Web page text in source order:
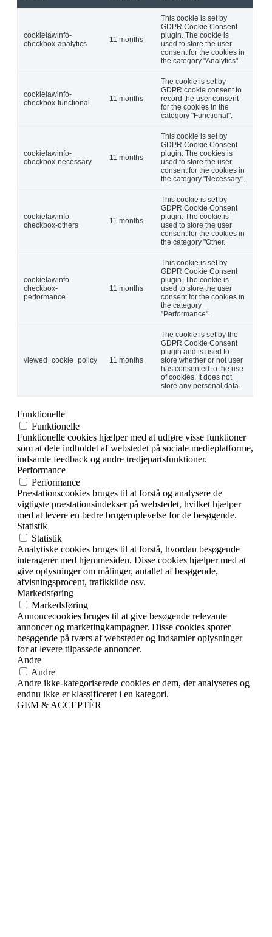
cookielawinfo-
checkbox-analytics
11 months
This cookie is set by
GDPR Cookie Consent
plugin. The cookie is
used to store the user
consent for the cookies in
the category "Analytics".
cookielawinfo-
checkbox-functional
11 months
The cookie is set by
GDPR cookie consent to
record the user consent
for the cookies in the
category "Functional".
cookielawinfo-
checkbox-necessary
11 months
This cookie is set by
GDPR Cookie Consent
plugin. The cookies is
used to store the user
consent for the cookies in
the category "Necessary".
cookielawinfo-
checkbox-others
11 months
This cookie is set by
GDPR Cookie Consent
plugin. The cookie is
used to store the user
consent for the cookies in
the category "Other.
cookielawinfo-
checkbox-
performance
11 months
This cookie is set by
GDPR Cookie Consent
plugin. The cookie is
used to store the user
consent for the cookies in
the category
"Performance".
viewed_cookie_policy 11 months
The cookie is set by the
GDPR Cookie Consent
plugin and is used to
store whether or not user
has consented to the use
of cookies. It does not
store any personal data.
Funktionelle
Funktionelle
Funktionelle cookies hjælper med at udføre visse funktioner
som at dele indholdet af webstedet på sociale medieplatforme,
indsamle feedback og andre tredjepartsfunktioner.
Performance
Performance
Præstationscookies bruges til at forstå og analysere de
vigtigste præstationsindekser på webstedet, hvilket hjælper
med at levere en bedre brugeroplevelse for de besøgende.
Statistik
Statistik
Analytiske cookies bruges til at forstå, hvordan besøgende
interagerer med hjemmesiden. Disse cookies hjælper med at
give oplysninger om målinger, antallet af besøgende,
afvisningsprocent, trafikkilde osv.
Markedsføring
Markedsføring
Annoncecookies bruges til at give besøgende relevante
annoncer og marketingkampagner. Disse cookies sporer
besøgende på tværs af websteder og indsamler oplysninger
for at levere tilpassede annoncer.
Andre
Andre
Andre ikke-kategoriserede cookies er dem, der analyseres og
endnu ikke er klassificeret i en kategori.
GEM & ACCEPTÈR